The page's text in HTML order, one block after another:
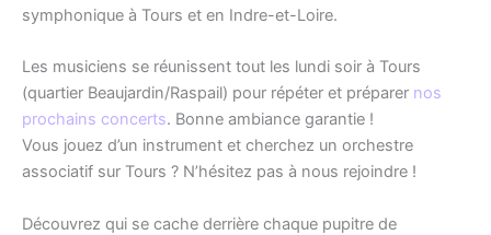
symphonique à Tours et en Indre-et-Loire.
Les musiciens se réunissent tout les lundi soir à Tours
(quartier Beaujardin/Raspail) pour répéter et préparer nos
prochains concerts. Bonne ambiance garantie !
Vous jouez d’un instrument et cherchez un orchestre
associatif sur Tours ? N’hésitez pas à nous rejoindre !
Découvrez qui se cache derrière chaque pupitre de